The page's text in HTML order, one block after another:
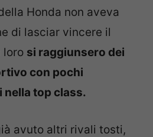
Honda non aveva
di lasciar vincere il
loro si raggiunsero dei
con pochi
top class.
avuto altri rivali tosti,